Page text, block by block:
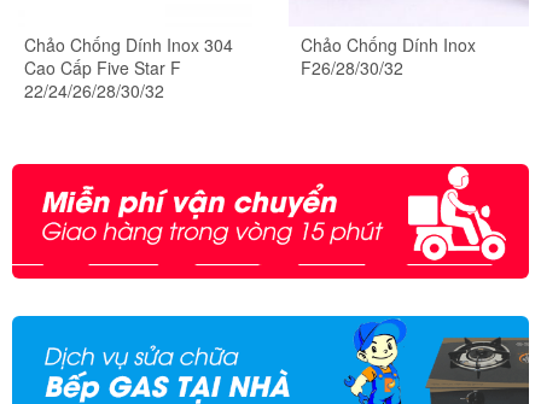
Chảo Chống Dính Inox 304
Cao Cấp Five Star F
22/24/26/28/30/32
Chảo Chống Dính Inox
F26/28/30/32